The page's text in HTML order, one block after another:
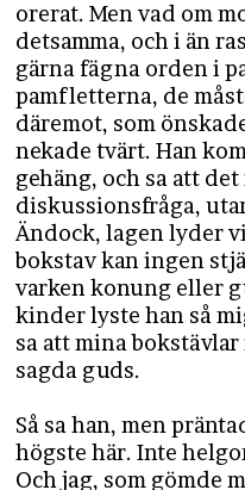
orerat. Men vad om
detsamma, och i än
gärna fägna orden i
pamfletterna, de
däremot, som
nekade tvärt. Han
gehäng, och sa att
diskussionsfråga,
Ändock, lagen lyder
bokstav kan ingen
varken konung eller
kinder lyste han så
sa att mina
sagda guds.
Så sa han, men
högste här. Inte
Och jag, som gömde